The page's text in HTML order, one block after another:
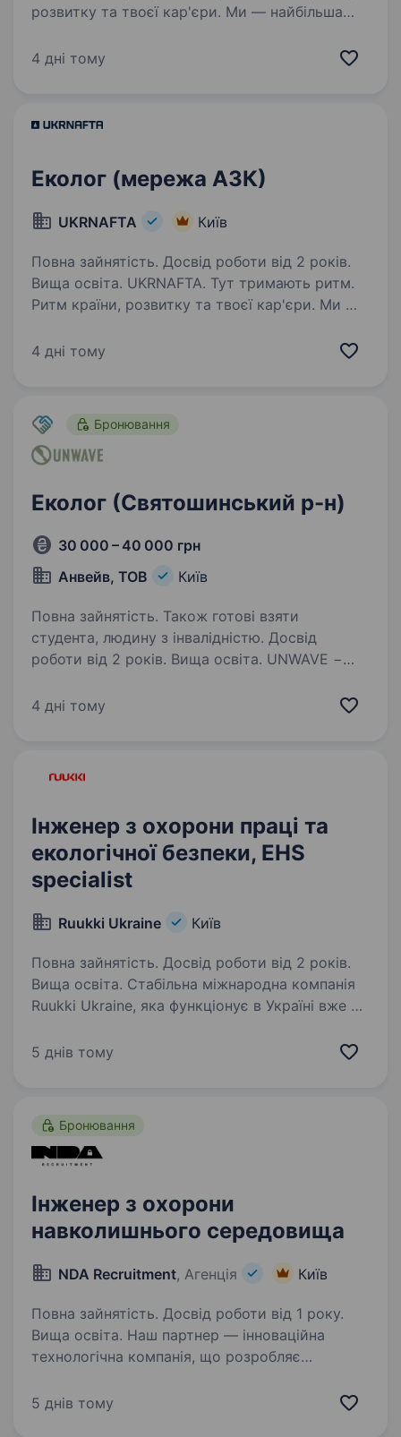
розвитку та твоєї кар'єри. Ми — найбільша
це 2 000+ свердловин, майже 700 сучасних
4 дні тому
Еколог (мережа АЗК)
UKRNAFTA Київ
Повна зайнятість. Досвід роботи від 2 років.
Вища освіта. UKRNAFTA. Тут тримають ритм.
Ритм країни, розвитку та твоєї кар'єри. Ми —
Сьогодні це 2 000+ свердловин, майже 700
4 дні тому
Бронювання
Еколог (Святошинський р-н)
30 000 – 40 000 грн
Анвейв, ТОВ
Київ
Повна зайнятість. Також готові взяти
студента, людину з інвалідністю. Досвід
роботи від 2 років. Вища освіта. UNWAVE −
на розробці, виробництві та інтеграції рішень
4 дні тому
Інженер з охорони праці та
екологічної безпеки, EHS
specialist
Ruukki Ukraine Київ
Повна зайнятість. Досвід роботи від 2 років.
Вища освіта. Стабільна міжнародна компанія
Ruukki Ukraine, яка функціонує в Україні вже 28
покрівельних та фасадних матеріалів і працює
5 днів тому
Бронювання
Інженер з охорони
навколишнього середовища
NDA Recruitment, Агенція Київ
Повна зайнятість. Досвід роботи від 1 року.
Вища освіта. Наш партнер — інноваційна
технологічна компанія, що розробляє
спеціалізованих і високотехнологічних
5 днів тому